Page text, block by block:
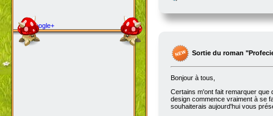
Google+
Sortie du roman
Bonjour à tous,
Certains m'ont fait remarquer que
design commence vraiment à se
souhaiterais aujourd'hui vous